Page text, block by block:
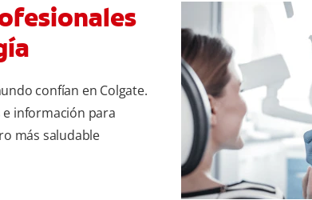
confían en Colgate.
información para
más saludable